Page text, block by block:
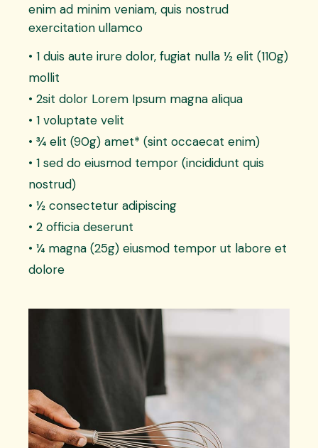
enim ad minim veniam, quis nostrud
exercitation ullamco
• 1 duis aute irure dolor, fugiat nulla ½ elit (110g)
mollit
• 2sit dolor Lorem Ipsum magna aliqua
• 1 voluptate velit
• ¾ elit (90g) amet* (sint occaecat enim)
• 1 sed do eiusmod tempor (incididunt quis
nostrud)
• ½ consectetur adipiscing
• 2 officia deserunt
• ¼ magna (25g) eiusmod tempor ut labore et
dolore